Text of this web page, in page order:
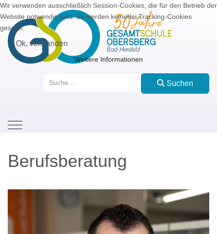
Suchen
Mobile Menu Toggle
Berufsberatung
Wir verwenden ausschließlich Session-Cookies, die für den Betrieb der
Website notwendig sind. Es werden keinerlei Tracking-Cookies
gesetzt.
Ok, verstanden
Weitere Informationen